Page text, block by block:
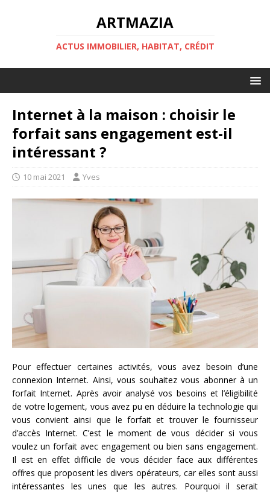
ARTMAZIA
ACTUS IMMOBILIER, HABITAT, CRÉDIT
Internet à la maison : choisir le
forfait sans engagement est-il
intéressant ?
10 mai 2021 Yves
Pour effectuer certaines activités, vous avez besoin d’une
connexion Internet. Ainsi, vous souhaitez vous abonner à un
forfait Internet. Après avoir analysé vos besoins et l’éligibilité
de votre logement, vous avez pu en déduire la technologie qui
vous convient ainsi que le forfait et trouver le fournisseur
d’accès Internet. C’est le moment de vous décider si vous
voulez un forfait avec engagement ou bien sans engagement.
Il est en effet difficile de vous décider face aux différentes
offres que proposent les divers opérateurs, car elles sont aussi
intéressantes les unes que les autres. Pourquoi il serait